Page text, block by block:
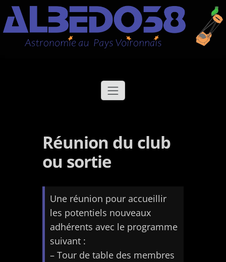
Réunion du club
ou sortie
Une réunion pour accueillir
les potentiels nouveaux
adhérents avec le programme
suivant :
– Tour de table des membres